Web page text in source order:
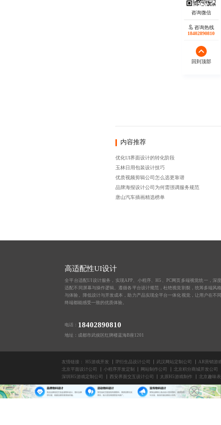
内容推荐
优化UI界面设计的转化阶段
玉林日用包装设计技巧
优质视频剪辑公司怎么选更靠谱
品牌海报设计公司为何需强调服务规范
唐山汽车插画精选榜单
高适配性UI设计
全平台适配UI设计服务，实现APP、小程序、H5、PC网页多端视觉统一，深
适配不同屏幕与操作逻辑。遵循各平台设计规范，杜绝视觉割裂，统筹多端风
与体验。降低设计与开发成本，助力产品实现全平台一体化视觉，让用户在不
终端都能感受一致的优质体验。
电话： 18402890810
地址：成都市武侯区红牌楼蓝海B座1201
友情链接： H5游戏开发 IP衍生品设计公司 武汉网站定制公司
AR营销游
北京平面设计公司
小程序开发定制 网站制作公司
北京积分商城开发公司
深圳H5游戏定制公司
西安界面交互设计公司 太原H5游戏制作 北京趣味
版权所有2014-2025 成都蓝橙互动科技有限公司
咨询热线
18402890810
回到顶部